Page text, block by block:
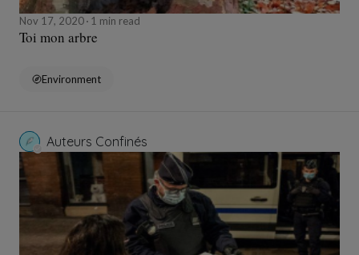
Nov 17, 2020 1 min read
Toi mon arbre
Environment
Auteurs Confinés